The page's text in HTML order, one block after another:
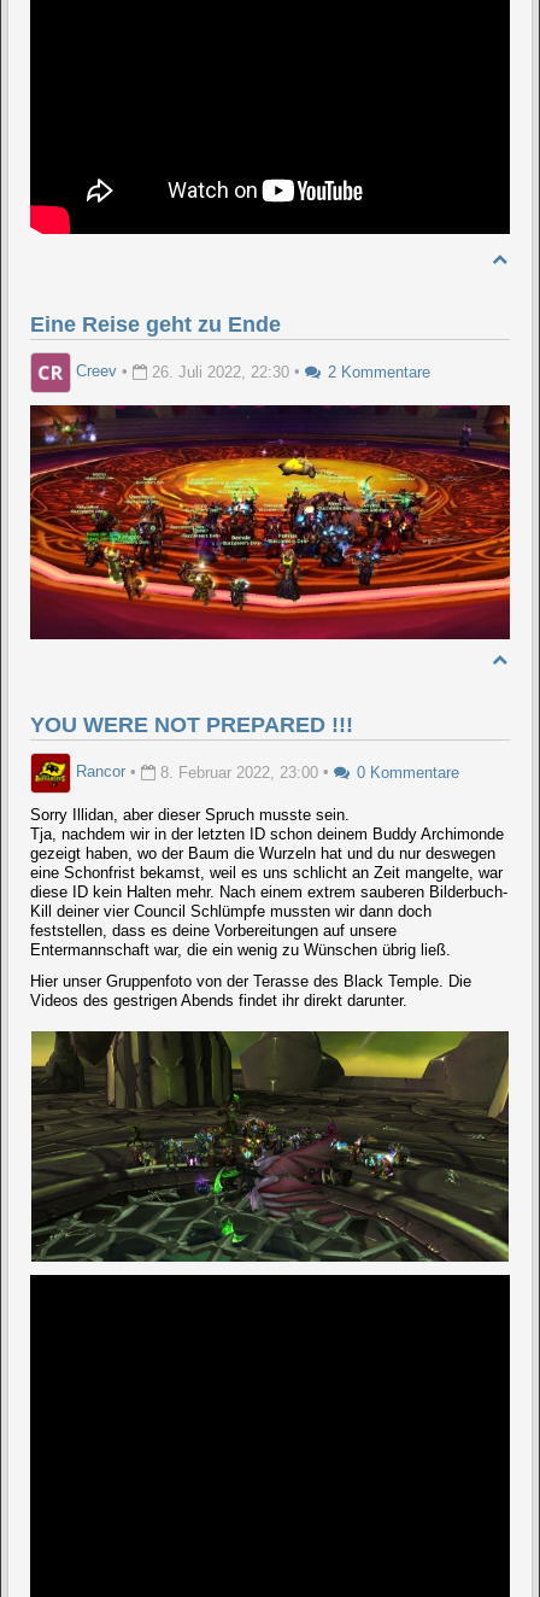
Eine Reise geht zu Ende
Creev • 26. Juli 2022, 22:30 • 2 Kommentare
YOU WERE NOT PREPARED !!!
Rancor • 8. Februar 2022, 23:00 • 0 Kommentare
Sorry Illidan, aber dieser Spruch musste sein.
Tja, nachdem wir in der letzten ID schon deinem Buddy Archimonde
gezeigt haben, wo der Baum die Wurzeln hat und du nur deswegen
eine Schonfrist bekamst, weil es uns schlicht an Zeit mangelte, war
diese ID kein Halten mehr. Nach einem extrem sauberen Bilderbuch-
Kill deiner vier Council Schlümpfe mussten wir dann doch
feststellen, dass es deine Vorbereitungen auf unsere
Entermannschaft war, die ein wenig zu Wünschen übrig ließ.
Hier unser Gruppenfoto von der Terasse des Black Temple. Die
Videos des gestrigen Abends findet ihr direkt darunter.